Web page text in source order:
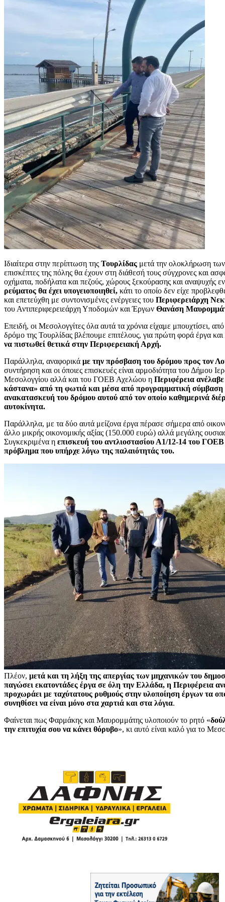
Ιδιαίτερα στην περίπτωση της Τουρλίδας μετά την ολοκλήρωση των
επισκέπτες της πόλης θα έχουν στη διάθεσή τους σύγχρονες και
οχήματα, ποδήλατα και πεζούς, χώρους ξεκούρασης και αναψυχής
ρεύματος θα έχει υπογειοποιηθεί, κάτι το οποίο δεν είχε
και επετεύχθη με συντονισμένες ενέργειες του Περιφερειάρχη
του Αντιπεριφερειεάρχη Υποδομών και Έργων Θανάση
Επειδή, οι Μεσολογγίτες όλα αυτά τα χρόνια είχαμε μπουχτίσει,
δρόμο της Τουρλίδας βλέπουμε επιτέλους, για πρώτη φορά έργα και
να πιστωθεί θετικά στην Περιφερειακή Αρχή.
Παράλληλα, αναφορικά με την πρόσβαση του δρόμου προς τον
συντήρηση και οι όποιες επισκευές είναι αρμοδιότητα του Δήμου
Μεσολογγίου αλλά και του ΓΟΕΒ Αχελώου η Περιφέρεια
κάστανα» από τη φωτιά και μέσα από προγραμματική
ανακατασκευή του δρόμου αυτού από τον οποίο καθημερινά
αυτοκίνητα.
Παράλληλα, με τα δύο αυτά μείζονα έργα πέρασε σήμερα από
άλλο μικρής οικονομικής αξίας (150.000 ευρώ) αλλά μεγάλης
Συγκεκριμένα η επισκευή του αντλιοστασίου Α1/12-14 του ΓΟΕΒ
πρόβλημα που υπήρχε λόγω της παλαιότητάς του.
Πλέον, μετά και τη λήξη της απεργίας των μηχανικών του
παγώσει εκατοντάδες έργα σε όλη την Ελλάδα, η Περιφέρεια
προχωράει με ταχύτατους ρυθμούς στην υλοποίηση έργων τα
συνηθίσει να είναι μόνο στα χαρτιά και στα λόγια.
Φαίνεται πως Φαρμάκης και Μαυρομμάτης υλοποιούν το ρητό «
την επιτυχία σου να κάνει θόρυβο», κι αυτό είναι καλό για το